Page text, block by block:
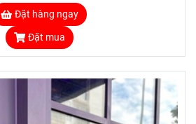
Đặt hàng ngay
Đặt mua